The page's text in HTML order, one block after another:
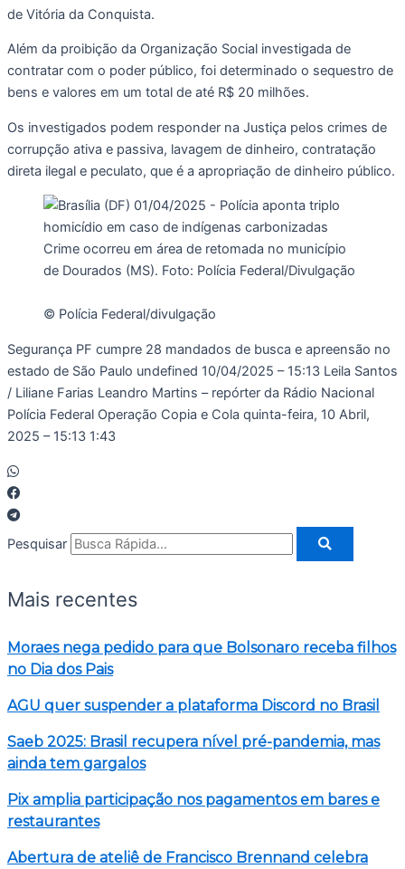
de Vitória da Conquista.
Além da proibição da Organização Social investigada de
contratar com o poder público, foi determinado o sequestro de
bens e valores em um total de até R$ 20 milhões.
Os investigados podem responder na Justiça pelos crimes de
corrupção ativa e passiva, lavagem de dinheiro, contratação
direta ilegal e peculato, que é a apropriação de dinheiro público.
© Polícia Federal/divulgação
Segurança PF cumpre 28 mandados de busca e apreensão no
estado de São Paulo undefined 10/04/2025 – 15:13 Leila Santos
/ Liliane Farias Leandro Martins – repórter da Rádio Nacional
Polícia Federal Operação Copia e Cola quinta-feira, 10 Abril,
2025 – 15:13 1:43
Pesquisar
Mais recentes
Moraes nega pedido para que Bolsonaro receba filhos
no Dia dos Pais
AGU quer suspender a plataforma Discord no Brasil
Saeb 2025: Brasil recupera nível pré-pandemia, mas
ainda tem gargalos
Pix amplia participação nos pagamentos em bares e
restaurantes
Abertura de ateliê de Francisco Brennand celebra